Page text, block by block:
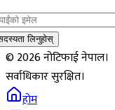
लिनुहोस्
©2026नोटिफाई नेपाल।
सर्वाधिकार सुरक्षित।
होम